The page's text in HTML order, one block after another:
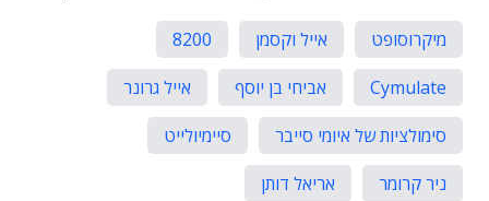
מיקרוסופט אייל וקסמן
8200
Cymulate
אביחי בן יוסף
אייל גרונר
סימולציות של איומי סייבר
סיימיולייט
ניר קרומר
אריאל דותן